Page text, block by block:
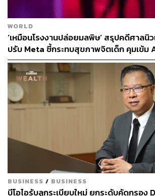
นโยบาย ‘East Data, West Computing’ ยั
สำคัญ เพราะจีนต้องการย้ายภาระการประ
ตะวันออกที่มีความต้องการสูง ไปยังฝั่งตะ
ที่ดิน และพลังงานหมุนเวียนมากกว่า ส่งผล
Center ในเมืองภาคตะวันตกต่ำกว่าเมือง
ของจีนอย่างมีนัยสำคัญ โดยต้นทุนลงทุนต่อ
20% ขณะที่ต้นทุนดำเนินงานต่อปีต่ำกว่าป
จากค่าไฟและค่าแรงที่ถูกกว่า
อีกโมเดลธุรกิจที่น่าจับตามองคือ GPU-as-
GPUaaS ซึ่งเป็นการให้เช่าพลังประมวลผล
แทนที่ลูกค้าจะต้องซื้อ GPU และสร้าง
ทั้งหมด จุดเด่นคือช่วยให้ลูกค้าเข้าถึง
ลดภาระการลงทุนขนาดใหญ่ และเปลี่ยน
เป็นค่าใช้จ่ายการดำเนินงานที่ยืดหยุ่นกว่า
WORLD
‘เหมือนโรงงานปล่อยมลพิษ’ สรุปคดีศาลนิ
ปรับ Meta ชี้กระทบสุขภาพจิตเด็ก คุมเข้ม
BUSINESS / BUSINESS
บีโอไอรับลูกระเบียบใหม่ ยกระดับคัดกรอง